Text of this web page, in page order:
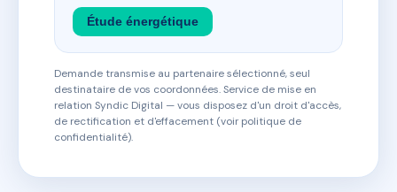
Étude énergétique
Demande transmise au partenaire sélectionné, seul
destinataire de vos coordonnées. Service de mise en
relation Syndic Digital — vous disposez d'un droit d'accès,
de rectification et d'effacement (voir politique de
confidentialité).